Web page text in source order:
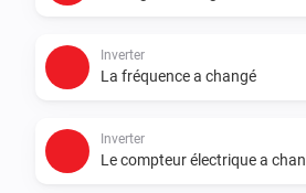
Inverter
La fréquence a changé
Inverter
Le compteur électrique a